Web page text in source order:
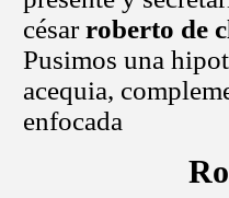
césarroberto de
Pusimos una
acequia,
enfocada